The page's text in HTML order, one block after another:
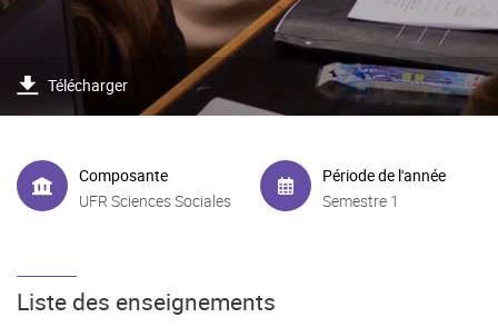
Télécharger
Composante
UFR Sciences Sociales
Période de l'année
Semestre 1
Liste des enseignements